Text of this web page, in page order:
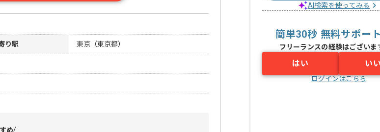
り駅 東京（東京都）
め
AI検索を使ってみる
簡単30秒 無料サポー
フリーランスの経験はございま
はい い
ログインはこちら